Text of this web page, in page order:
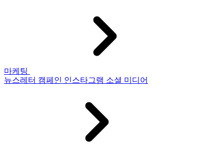
마케팅
뉴스레터 캠페인 인스타그램 소셜 미디어